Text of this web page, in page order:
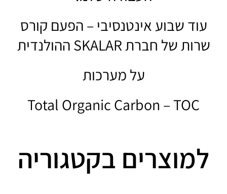
עוד שבוע אינטנסיבי – הפעם קורס
שרות של חברת SKALAR ההולנדית
על מערכות
Total Organic Carbon – TOC
למוצרים בקטגוריה